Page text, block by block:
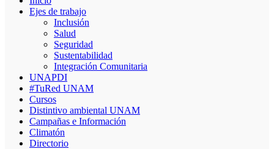
Ejes de trabajo
Inclusión
Salud
Seguridad
Sustentabilidad
Integración Comunitaria
UNAPDI
#TuRed UNAM
Cursos
Distintivo ambiental UNAM
Campañas e Información
Climatón
Directorio